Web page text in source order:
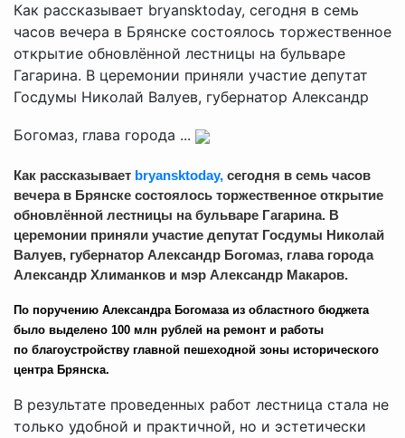
Как рассказывает bryansktoday, сегодня в семь
часов вечера в Брянске состоялось торжественное
открытие обновлённой лестницы на бульваре
Гагарина. В церемонии приняли участие депутат
Госдумы Николай Валуев, губернатор Александр
Богомаз, глава города ...
Как рассказывает bryansktoday, сегодня в семь часов
вечера в Брянске состоялось торжественное открытие
обновлённой лестницы на бульваре Гагарина. В
церемонии приняли участие депутат Госдумы Николай
Валуев, губернатор Александр Богомаз, глава города
Александр Хлиманков и мэр Александр Макаров.
По поручению Александра Богомаза из областного бюджета
было выделено 100 млн рублей на ремонт и работы
по благоустройству главной пешеходной зоны исторического
центра Брянска.
В результате проведенных работ лестница стала не
только удобной и практичной, но и эстетически